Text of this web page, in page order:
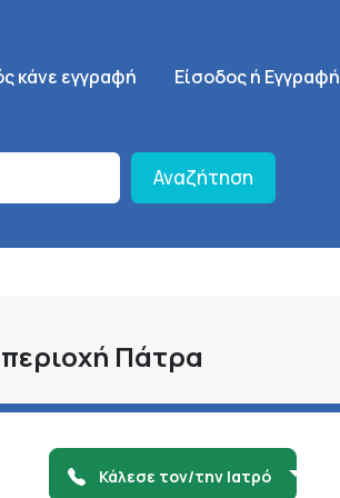
κάνε εγγραφή SignUp Menu
Είσοδος ή Εγγραφή
Αναζήτηση
Πάτρα
Κάλεσε τον/την Ιατρό